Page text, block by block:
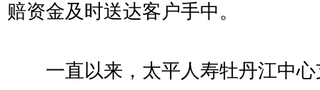
赔资金及时送达客户手中。
一直以来，太平人寿牡丹江中心